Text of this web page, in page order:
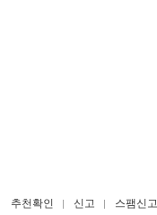
추천확인 신고 스팸신고